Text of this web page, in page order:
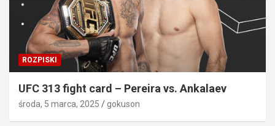
ROZPISKI
UFC 313 fight card – Pereira vs. Ankalaev
środa, 5 marca, 2025 gokuson